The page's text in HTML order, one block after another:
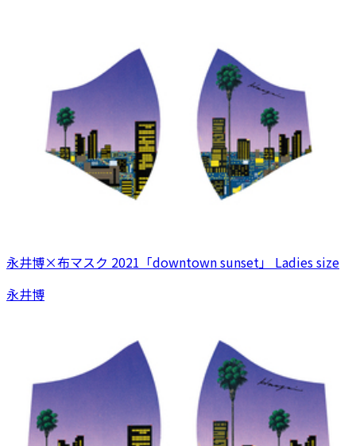
永井博×布マスク 2021「downtown sunset」 Ladies size
永井博